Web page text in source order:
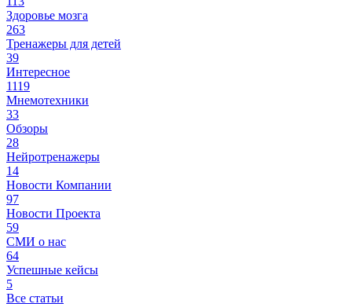
Здоровье мозга
263
Тренажеры для детей
39
Интересное
1119
Мнемотехники
33
Обзоры
28
Нейротренажеры
14
Новости Компании
97
Новости Проекта
59
СМИ о нас
64
Успешные кейсы
5
Все статьи